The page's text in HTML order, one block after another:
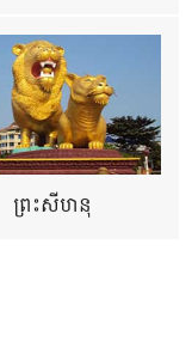
ព្រះសីហនុ